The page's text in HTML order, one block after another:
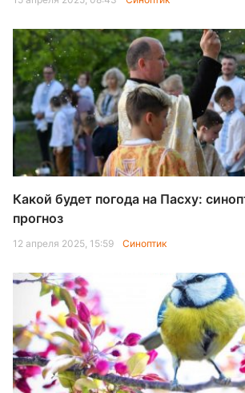
Какой будет погода на Пасху:
прогноз
12 апреля 2025, 15:59 Синоптик